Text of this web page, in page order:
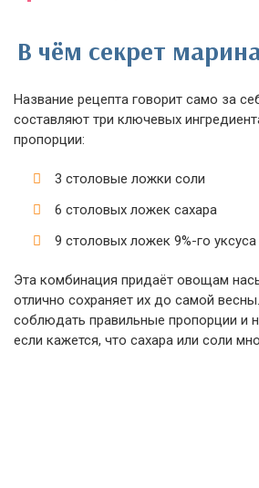
В чём секрет
Название рецепта говорит само за
составляют три ключевых
пропорции:
3 столовые ложки соли
6 столовых ложек сахара
9 столовых ложек 9%-го уксуса
Эта комбинация придаёт овощам
отлично сохраняет их до самой
соблюдать правильные пропорции и
если кажется, что сахара или соли